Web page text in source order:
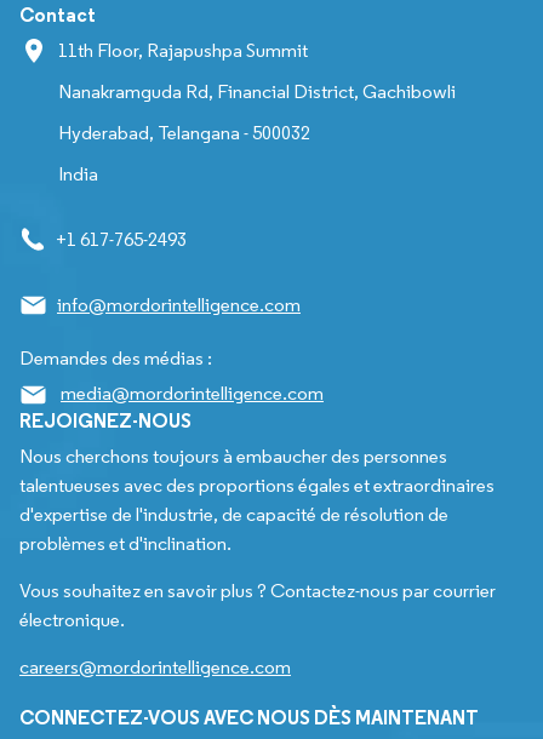
Contact
11th Floor, Rajapushpa Summit
Nanakramguda Rd, Financial District, Gachibowli
Hyderabad, Telangana - 500032
India
+1 617-765-2493
info@mordorintelligence.com
Demandes des médias :
media@mordorintelligence.com
REJOIGNEZ-NOUS
Nous cherchons toujours à embaucher des personnes
talentueuses avec des proportions égales et extraordinaires
d'expertise de l'industrie, de capacité de résolution de
problèmes et d'inclination.
Vous souhaitez en savoir plus ? Contactez-nous par courrier
électronique.
careers@mordorintelligence.com
CONNECTEZ-VOUS AVEC NOUS DÈS MAINTENANT